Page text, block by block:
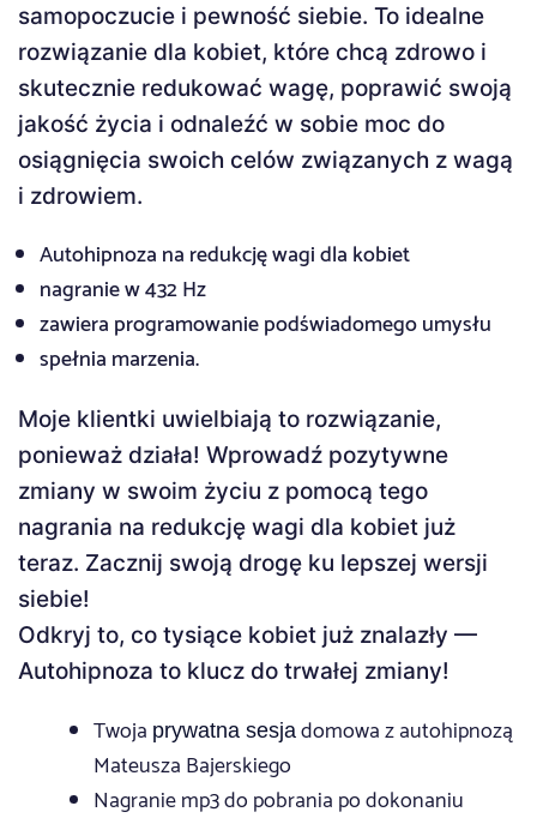
samopoczucie i pewność siebie. To idealne
rozwiązanie dla kobiet, które chcą zdrowo i
skutecznie redukować wagę, poprawić swoją
jakość życia i odnaleźć w sobie moc do
osiągnięcia swoich celów związanych z wagą
i zdrowiem.
Autohipnoza na redukcję wagi dla kobiet
nagranie w 432 Hz
zawiera programowanie podświadomego umysłu
spełnia marzenia.
Moje klientki uwielbiają to rozwiązanie,
ponieważ działa! Wprowadź pozytywne
zmiany w swoim życiu z pomocą tego
nagrania na redukcję wagi dla kobiet już
teraz. Zacznij swoją drogę ku lepszej wersji
siebie!
Odkryj to, co tysiące kobiet już znalazły —
Autohipnoza to klucz do trwałej zmiany!
Twoja prywatna sesja domowa z autohipnozą
Mateusza Bajerskiego
Nagranie mp3 do pobrania po dokonaniu